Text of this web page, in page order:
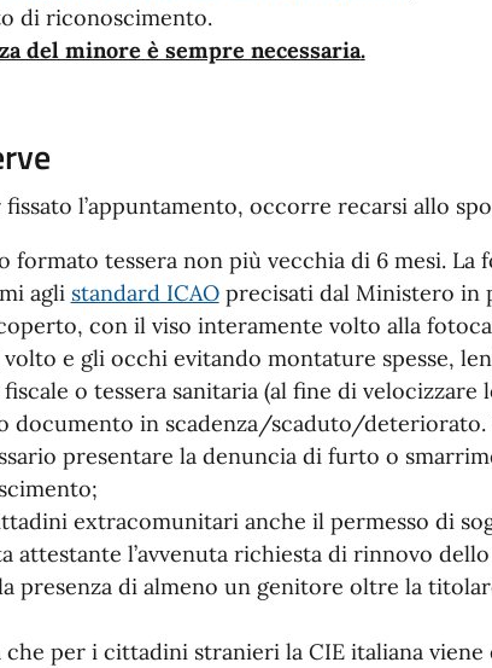
di riconoscimento.
del minore è sempre necessaria.
fissato l’appuntamento, occorre recarsi allo
formato tessera non più vecchia di 6 mesi. La
agli standard ICAOprecisati dal Ministero in
con il viso interamente volto alla
e gli occhi evitando montature spesse,
o tessera sanitaria (al fine di velocizzare
documento in scadenza/scaduto/
presentare la denuncia di furto o
extracomunitari anche il permesso di
attestante l’avvenuta richiesta di rinnovo
presenza di almeno un genitore oltre la
che per i cittadini stranieri la CIE italiana viene